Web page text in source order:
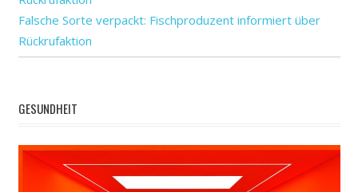
Falsche Sorte verpackt: Fischproduzent informiert über
Rückrufaktion
GESUNDHEIT